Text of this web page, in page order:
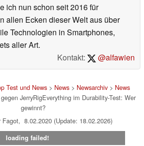
ich nun schon seit 2016 für
allen Ecken dieser Welt aus über
Technologien in Smartphones,
aller Art.
Kontakt:
@alfawien
Test und News> News> Newsarchiv> News
JerryRigEverything im Durability-Test: Wer
gewinnt?
Fagot, 8.02.2020 (Update: 18.02.2026)
loading failed!